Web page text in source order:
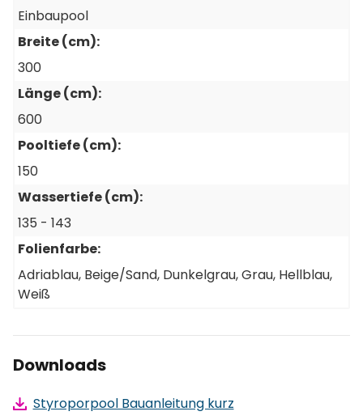
1 Stück
Flexschlauch Ø 50 mm, Rolle 12 lfm. -
1 Stück
Bodenablauf Pool Premium, Ø 270 mm, BWT,
Einbaupool
Breite (cm):
300
Länge (cm):
600
Pooltiefe (cm):
150
Wassertiefe (cm):
135 - 143
Folienfarbe:
Adriablau, Beige/Sand, Dunkelgrau, Grau, Hellblau,
Weiß
Downloads
Styroporpool Bauanleitung kurz